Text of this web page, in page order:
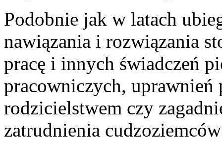
Podobnie jak w latach
nawiązania i rozwiązania
pracę i innych świadczeń
pracowniczych,
rodzicielstwem czy
zatrudnienia